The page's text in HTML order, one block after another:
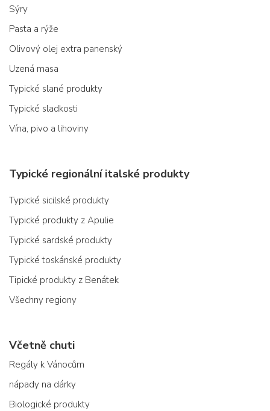
Sýry
Pasta a rýže
Olivový olej extra panenský
Uzená masa
Typické slané produkty
Typické sladkosti
Vína, pivo a lihoviny
Typické regionální italské produkty
Typické sicilské produkty
Typické produkty z Apulie
Typické sardské produkty
Typické toskánské produkty
Tipické produkty z Benátek
Všechny regiony
Včetně chuti
Regály k Vánocům
nápady na dárky
Biologické produkty